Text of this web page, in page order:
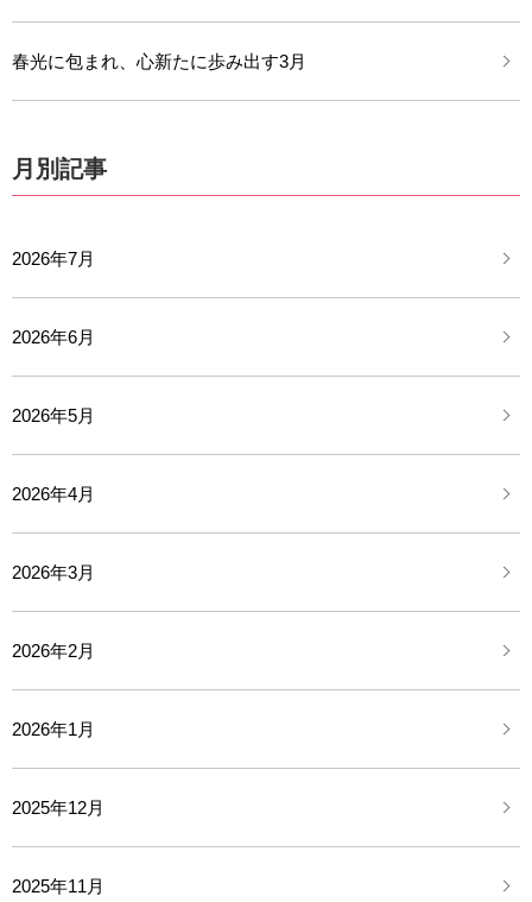
春光に包まれ、心新たに歩み出す3月
月別記事
2026年7月
2026年6月
2026年5月
2026年4月
2026年3月
2026年2月
2026年1月
2025年12月
2025年11月